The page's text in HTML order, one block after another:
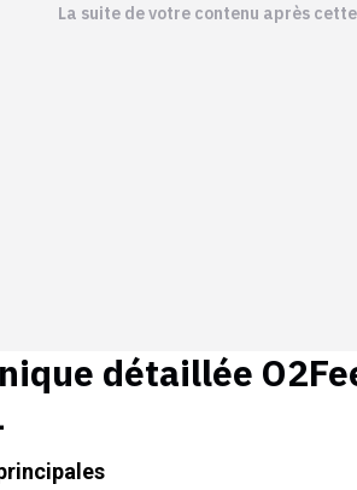
La suite de votre contenu après
détaillée